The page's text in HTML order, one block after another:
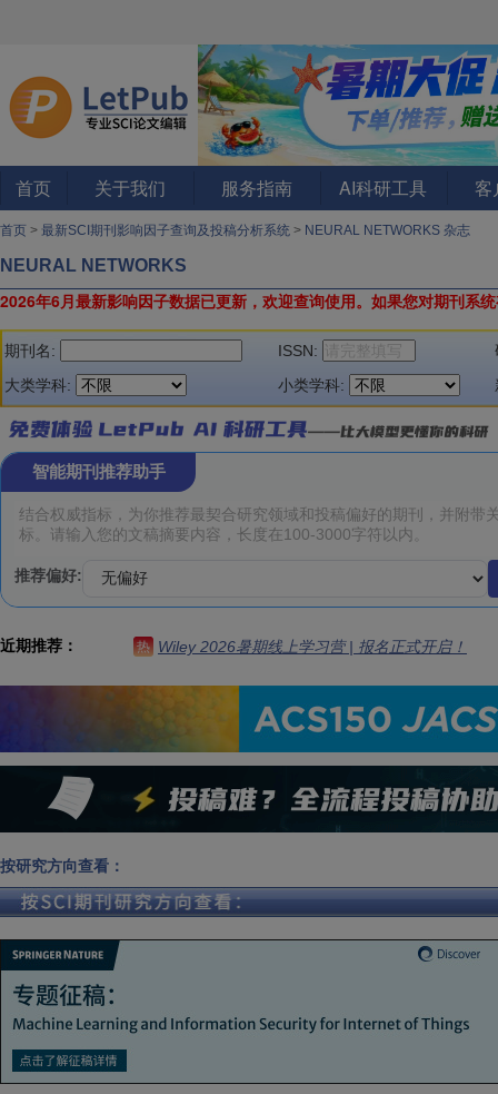
首页 关于我们 服务指南 AI科研工具 客
首页 > 最新SCI期刊影响因子查询及投稿分析系统 > NEURAL NETWORKS 杂志
NEURAL NETWORKS
2026年6月最新影响因子数据已更新，欢迎查询使用。 如果您对期刊系
期刊名: ISSN:
大类学科:
小类学科:
智能期刊推荐助手
推荐偏好:
近期推荐： 热 Wiley 2026暑期线上学习营 | 报名正式开启！
按研究方向查看：